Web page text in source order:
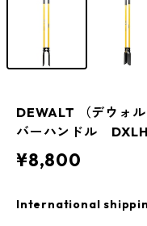
DEWALT （デウォ
バーハンドル
¥8,800
International